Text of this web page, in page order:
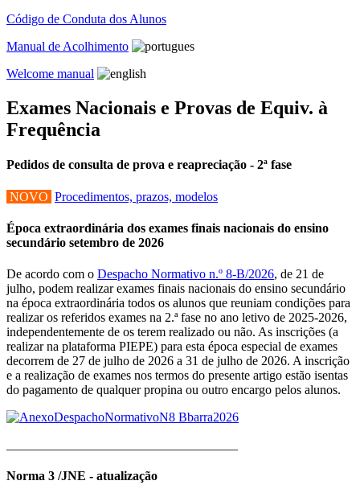
Código de Conduta dos Alunos
Manual de Acolhimento
Welcome manual
Exames Nacionais e Provas de Equiv. à
Frequência
Pedidos de consulta de prova e reapreciação - 2ª fase
NOVO Procedimentos, prazos, modelos
Época extraordinária dos exames finais nacionais do ensino
secundário setembro de 2026
De acordo com o Despacho Normativo n.º 8-B/2026, de 21 de
julho, podem realizar exames finais nacionais do ensino secundário
na época extraordinária todos os alunos que reuniam condições para
realizar os referidos exames na 2.ª fase no ano letivo de 2025-2026,
independentemente de os terem realizado ou não. As inscrições (a
realizar na plataforma PIEPE) para esta época especial de exames
decorrem de 27 de julho de 2026 a 31 de julho de 2026. A inscrição
e a realização de exames nos termos do presente artigo estão isentas
do pagamento de qualquer propina ou outro encargo pelos alunos.
Norma 3 /JNE - atualização